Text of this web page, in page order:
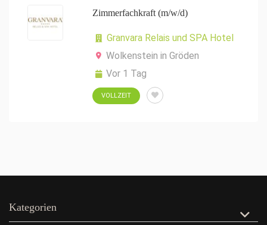
Zimmerfachkraft (m/w/d)
Granvara Relais und SPA Hotel
Wolkenstein in Gröden
Vor 1 Tag
VOLLZEIT
Kategorien